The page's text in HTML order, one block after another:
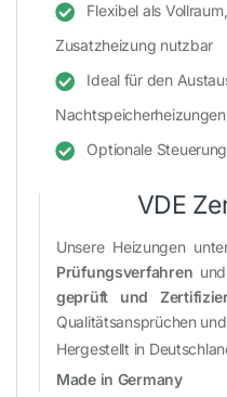
Flexibel als
Zusatzheizung nutzbar
Ideal für den
Nachtspeicherheizungen
Optionale
VDE
Unsere Heizungen
Prüfungsverfahren
geprüft und
Qualitätsansprüchen
Hergestellt in
Made in Germany